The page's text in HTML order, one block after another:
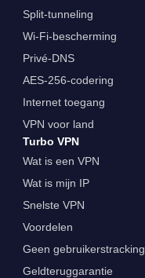
Split-tunneling
Wi-Fi-bescherming
Privé-DNS
AES-256-codering
Internet toegang
VPN voor land
Turbo VPN
Wat is een VPN
Wat is mijn IP
Snelste VPN
Voordelen
Geen gebruikerstracking
Geldteruggarantie